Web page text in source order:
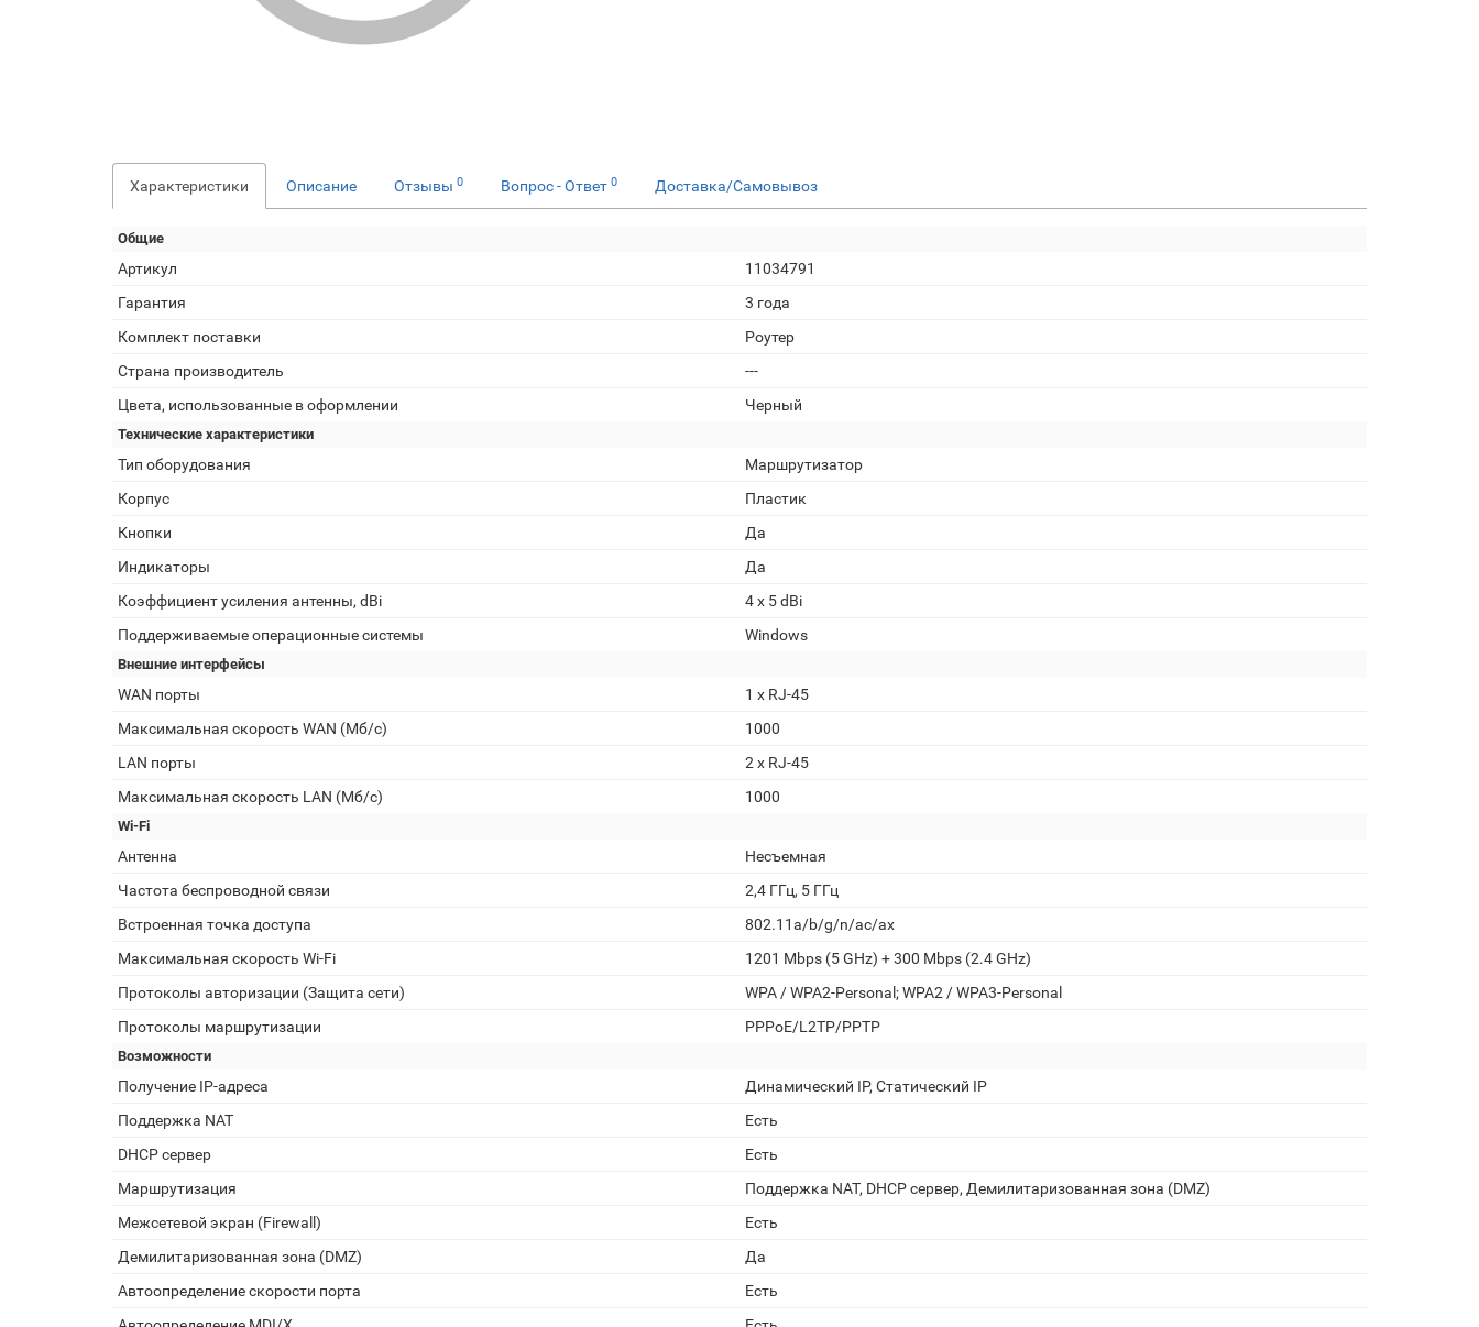
Характеристики Описание Отзывы 0 Вопрос - Ответ 0 Доставка/Самовывоз
Общие
Артикул
11034791
Гарантия
3 года
Комплект поставки
Роутер
Страна производитель
---
Цвета, использованные в оформлении
Черный
Технические характеристики
Тип оборудования
Маршрутизатор
Корпус
Пластик
Кнопки
Да
Индикаторы
Да
Коэффициент усиления антенны, dBi
4 х 5 dBi
Поддерживаемые операционные системы
Windows
Внешние интерфейсы
WAN порты
1 х RJ-45
Максимальная скорость WAN (Мб/с)
1000
LAN порты
2 х RJ-45
Максимальная скорость LAN (Мб/с)
1000
Wi-Fi
Антенна
Несъемная
Частота беспроводной связи
2,4 ГГц, 5 ГГц
Встроенная точка доступа
802.11a/b/g/n/ac/ax
Максимальная скорость Wi-Fi
1201 Mbps (5 GHz) + 300 Mbps (2.4 GHz)
Протоколы авторизации (Защита сети)
WPA / WPA2-Personal; WPA2 / WPA3-Personal
Протоколы маршрутизации
PPPoE/L2TP/PPTP
Возможности
Получение IP-адреса
Динамический IP, Статический IP
Поддержка NAT
Есть
DHCP сервер
Есть
Маршрутизация
Поддержка NAT, DHCP сервер, Демилитаризованная зона (DMZ)
Межсетевой экран (Firewall)
Есть
Демилитаризованная зона (DMZ)
Да
Автоопределение скорости порта
Есть